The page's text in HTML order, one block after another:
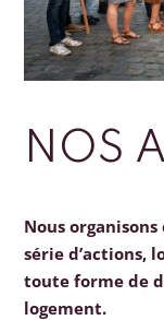
NOS
Nous
série d’actions,
toute forme de
logement.